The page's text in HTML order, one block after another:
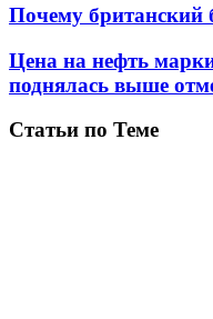
Почему британский
Цена на нефть
поднялась выше
Статьи по Теме